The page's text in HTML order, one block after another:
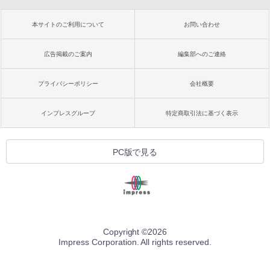
本サイトのご利用について お問い合わせ
広告掲載のご案内 編集部へのご連絡
プライバシーポリシー 会社概要
インプレスグループ 特定商取引法に基づく表示
PC版で見る
Copyright ©2026
Impress Corporation. All rights reserved.